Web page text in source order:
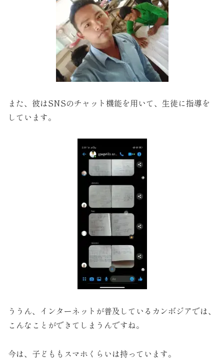
また、彼はSNSのチャット機能を用いて、生徒に指導を
しています。
ううん、インターネットが普及しているカンボジアでは、
こんなことができてしまうんですね。
今は、子どももスマホくらいは持っています。